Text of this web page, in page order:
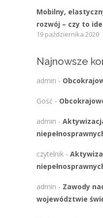
Mobilny,
rozwój – czy to
19 października 2020
Najnowsze
admin -
Gość -
admin -
czytelnik -
admin - Zawody
województwie